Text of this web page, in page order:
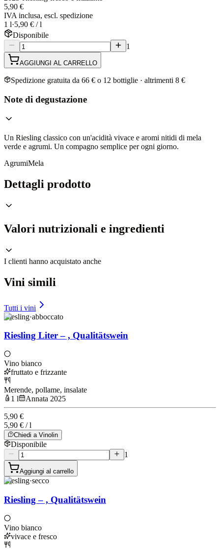
5,90 €
IVA inclusa, escl. spedizione
1 l·5,90 € / l
Disponibile
1
AGGIUNGI AL CARRELLO
Spedizione gratuita da 66 € o 12 bottiglie · altrimenti 8 €
Note di degustazione
Un Riesling classico con un'acidità vivace e aromi nitidi di mela
verde e agrumi. Un compagno semplice per ogni giorno.
AgrumiMela
Dettagli prodotto
Valori nutrizionali e ingredienti
I clienti hanno acquistato anche
Vini simili
Tutti i vini
Riesling·abboccato
Riesling Liter – , Qualitätswein
Vino bianco
fruttato e frizzante
Merende, pollame, insalate
1 l
Annata 2025
5,90 €
5,90 € / l
Chiedi a Vinolin
Disponibile
1
Aggiungi al carrello
Riesling·secco
Riesling – , Qualitätswein
Vino bianco
vivace e fresco